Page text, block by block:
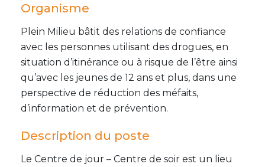
Organisme
Plein Milieu bâtit des relations de confiance
avec les personnes utilisant des drogues, en
situation d’itinérance ou à risque de l’être ainsi
qu’avec les jeunes de 12 ans et plus, dans une
perspective de réduction des méfaits,
d’information et de prévention.
Description du poste
Le Centre de jour – Centre de soir est un lieu